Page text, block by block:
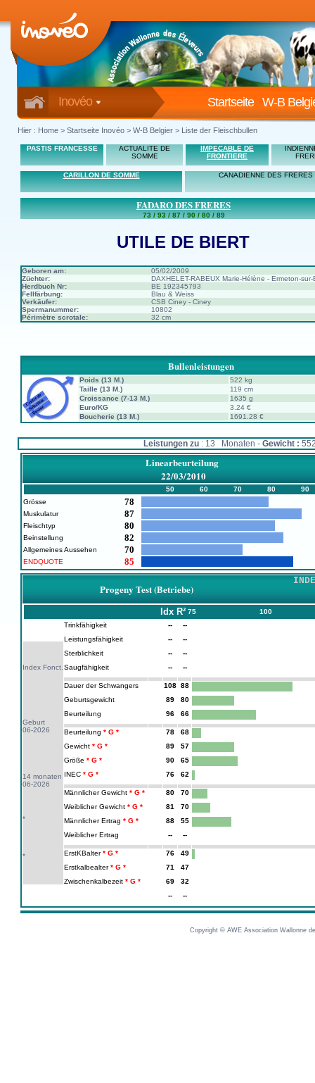
Inovéo W-B
Startseite
Hier : Home > Startseite Inovéo > W-B Belgier > Liste der Fleischbullen
PASTIS FRANCESSE
ACTUALITE DE
SOMME
IMPECABLE DE
FRONTIERE
CARILLON DE SOMME CANADIENNE DES FRERES
FADARO DES FRERES
73 / 93 / 87 / 90 / 80 / 89
UTILE DE BIERT
Geboren am:
05/02/2009
Züchter:
DAXHELET-RABEUX Marie-Hélène - Ermeton-sur-
Herdbuch Nr:
BE 192345793
Fellfärbung:
Blau & Weiss
Verkäufer:
CSB Ciney - Ciney
Spermanummer:
10802
Périmètre scrotale:
32 cm
Bullenleistungen
Poids (13 M.)
522 kg
Taille (13 M.)
119 cm
Croissance (7-13 M.)
1635 g
Euro/KG
3.24 €
Boucherie (13 M.)
1691.28 €
Leistungen zu: 13 Monaten - Gewicht :
Linearbeurteilung
22/03/2010
50 60 70 80
90
Grösse
78
Muskulatur 87
Fleischtyp 80
Beinstellung 82
Allgemeines Aussehen 70
ENDQUOTE 85
Progeny Test (Betriebe)
Idx R² 75 100
Index Fonct.
Geburt
06-2026
14 monaten
06-2026
*
*
Trinkfähigkeit --
--
Leistungsfähigkeit
--
--
Sterblichkeit
--
--
Saugfähigkeit
-- --
Dauer der Schwangers 108 88
Geburtsgewicht
89
80
Beurteilung
96 66
Beurteilung 78
68
Gewicht
89
57
Größe
90
65
INEC
76 62
Männlicher Gewicht 80
70
Weiblicher Gewicht
81
70
Männlicher Ertrag
88
55
Weiblicher Ertrag
-- --
ErstKBalter 76
49
Erstkalbealter
71
47
Zwischenkalbezeit
69
32
--
--
Copyright © AWE Association Wallonne